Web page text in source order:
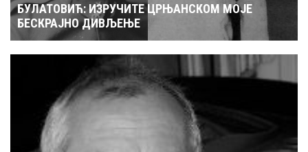
БУЛАТОВИЋ: ИЗРУЧИТЕ ЦРЊАНСКОМ МОЈЕ
БЕСКРАЈНО ДИВЉЕЊЕ